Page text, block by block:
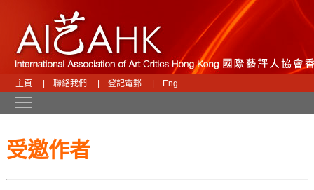
主頁 聯絡我們 登記電郵 Eng
受邀作者